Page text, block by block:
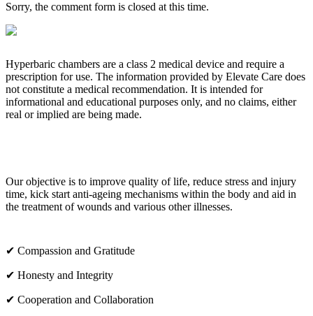
Sorry, the comment form is closed at this time.
Hyperbaric chambers are a class 2 medical device and require a
prescription for use. The information provided by Elevate Care does
not constitute a medical recommendation. It is intended for
informational and educational purposes only, and no claims, either
real or implied are being made.
Our objective is to improve quality of life, reduce stress and injury
time, kick start anti-ageing mechanisms within the body and aid in
the treatment of wounds and various other illnesses.
✔ Compassion and Gratitude
✔ Honesty and Integrity
✔ Cooperation and Collaboration